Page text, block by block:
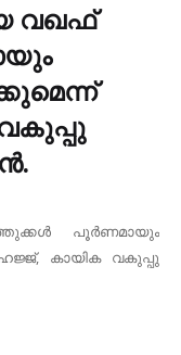
വഖഫ്
പൂര്‍ണമായും
കായിക വകുപ്പു